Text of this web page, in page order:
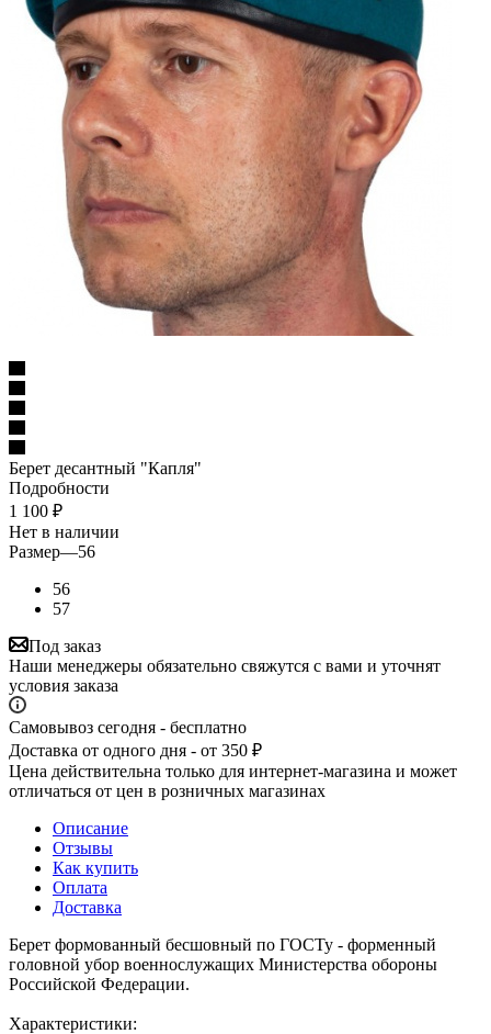
Берет десантный "Капля"
Подробности
1 100 ₽
Нет в наличии
Размер—56
56
57
Под заказ
Наши менеджеры обязательно свяжутся с вами и уточнят
условия заказа
Самовывоз сегодня - бесплатно
Доставка от одного дня - от 350 ₽
Цена действительна только для интернет-магазина и может
отличаться от цен в розничных магазинах
Описание
Отзывы
Как купить
Оплата
Доставка
Берет формованный бесшовный по ГОСТу - форменный
головной убор военнослужащих Министерства обороны
Российской Федерации.
Характеристики: